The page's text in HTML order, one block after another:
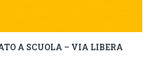
A SCUOLA – VIA LIBERA